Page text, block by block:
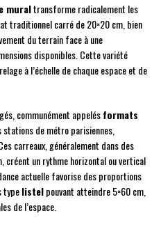
muraltransforme radicalement les
traditionnel carré de 20×20 cm, bien
du terrain face à une
disponibles. Cette variété
à l’échelle de chaque espace et de
communément appelésformats
de métro parisiennes,
carreaux, généralement dans des
créent un rythme horizontal ou vertical
actuelle favorise des proportions
typelistelpouvant atteindre 5×60 cm,
de l’espace.